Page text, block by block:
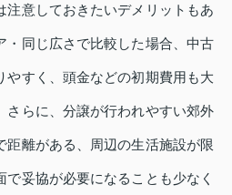
注意しておきたいデメリットもあ
・同じ広さで比較した場合、中古
やすく、頭金などの初期費用も大
さらに、分譲が行われやすい郊外
距離がある、周辺の生活施設が限
で妥協が必要になることも少なく